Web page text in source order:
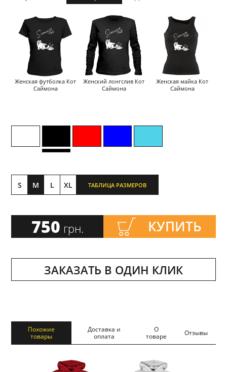
Женская футболка Кот
Саймона
Женский лонгслив Кот
Саймона
Женская майка Кот
Саймона
S M L XL ТАБЛИЦА РАЗМЕРОВ
750 грн. КУПИТЬ
ЗАКАЗАТЬ В ОДИН КЛИК
Похожие
товары
Доставка и
оплата
О
товаре
Отзывы